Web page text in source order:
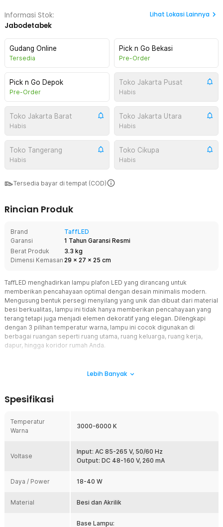
Informasi Stok:
Jabodetabek
Lihat Lokasi Lainnya
Gudang Online
Tersedia
Pick n Go Bekasi
Pre-Order
Pick n Go Depok
Pre-Order
Toko Jakarta Pusat
Habis
Toko Jakarta Barat
Habis
Toko Jakarta Utara
Habis
Toko Tangerang
Habis
Toko Cikupa
Habis
Tersedia bayar di tempat (COD)
Rincian Produk
Brand
TaffLED
Garansi
1 Tahun Garansi Resmi
Berat Produk
3.3 kg
Dimensi Kemasan 29 x 27 x 25 cm
TaffLED menghadirkan lampu plafon LED yang dirancang untuk
memberikan pencahayaan optimal dengan desain minimalis modern.
Mengusung bentuk persegi menyilang yang unik dan dibuat dari material
besi berkualitas, lampu ini tidak hanya memberikan pencahayaan yang
terang tetapi juga menjadi elemen dekoratif yang elegan. Dilengkapi
dengan 3 pilihan temperatur warna, lampu ini cocok digunakan di
berbagai ruangan seperti ruang utama, ruang keluarga, ruang kerja,
dapur, hingga koridor rumah Anda.
terang tanpa efek flicker, sehingga nyaman di mata. Dengan
mulai dari kamar tidur, ruang kerja, ruang tamu, hingga dapur dan
koridor rumah.
Dilengkapi dengan tiga opsi temperatur warna yang dapat
disesuaikan dengan suasana yang ingin Anda ciptakan:
nyaman.
cocok untuk aktivitas sehari-hari.
Lebih Banyak
Spesifikasi
Temperatur
Warna
3000-6000 K
Voltase
Input: AC 85-265 V, 50/60 Hz
Output: DC 48-160 V, 260 mA
Daya / Power 18-40 W
Material Besi dan Akrilik
Base Lampu: